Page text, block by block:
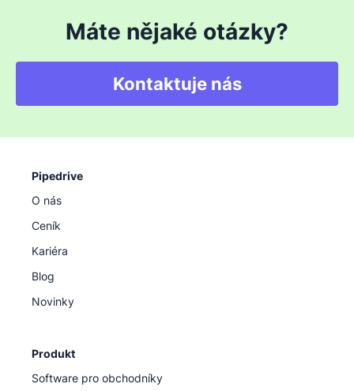
Máte nějaké otázky?
Kontaktuje nás
Pipedrive
O nás
Ceník
Kariéra
Blog
Novinky
Produkt
Software pro obchodníky